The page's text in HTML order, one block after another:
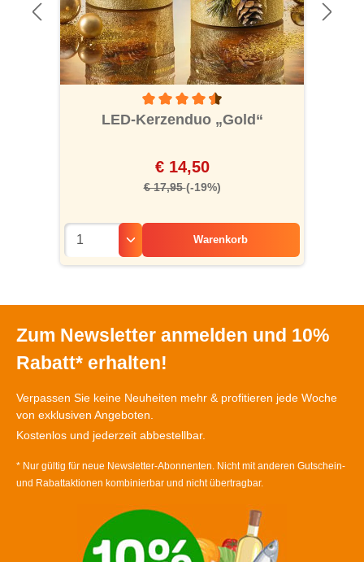
Durchschnittliche Bewertung von 4.5 von 5
LED-Kerzenduo „Gold“
€ 14,50
€ 17,95(-19%)
Warenkorb
Zum Newsletter anmelden und 10%
Rabatt* erhalten!
Verpassen Sie keine Neuheiten mehr & profitieren jede Woche
von exklusiven Angeboten.
Kostenlos und jederzeit abbestellbar.
* Nur gültig für neue Newsletter-Abonnenten. Nicht mit anderen Gutschein-
und Rabattaktionen kombinierbar und nicht übertragbar.